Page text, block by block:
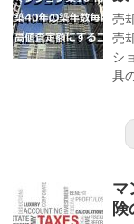
売
売
シ
具
マ
険